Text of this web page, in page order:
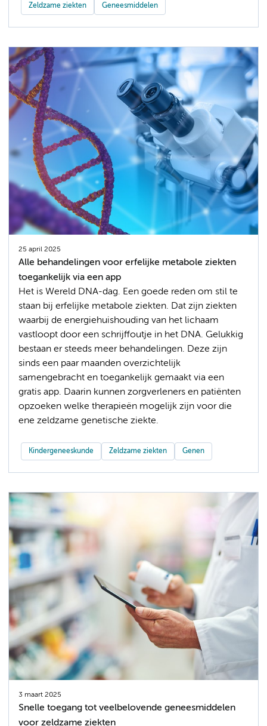
Zeldzame ziekten Geneesmiddelen
25 april 2025
Alle behandelingen voor erfelijke metabole ziekten
toegankelijk via een app
Het is Wereld DNA-dag. Een goede reden om stil te
staan bij erfelijke metabole ziekten. Dat zijn ziekten
waarbij de energiehuishouding van het lichaam
vastloopt door een schrijffoutje in het DNA. Gelukkig
bestaan er steeds meer behandelingen. Deze zijn
sinds een paar maanden overzichtelijk
samengebracht en toegankelijk gemaakt via een
gratis app. Daarin kunnen zorgverleners en patiënten
opzoeken welke therapieën mogelijk zijn voor die
ene zeldzame genetische ziekte.
Kindergeneeskunde Zeldzame ziekten Genen
3 maart 2025
Snelle toegang tot veelbelovende geneesmiddelen
voor zeldzame ziekten